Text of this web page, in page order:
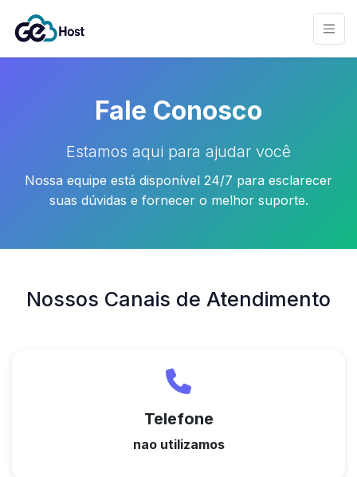
Fale Conosco
Estamos aqui para ajudar você
Nossa equipe está disponível 24/7 para esclarecer
suas dúvidas e fornecer o melhor suporte.
Nossos Canais de Atendimento
Telefone
nao utilizamos